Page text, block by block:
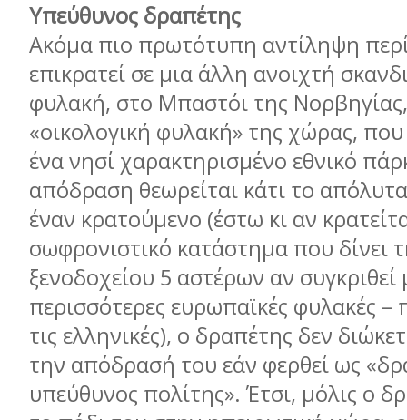
Υπεύθυνος δραπέτης
Ακόµα πιο πρωτότυπη αντίληψη
επικρατεί σε µια άλλη ανοιχτή
φυλακή, στο Μπαστόι της
«οικολογική φυλακή» της χώρας, που
ένα νησί χαρακτηρισµένο εθνικό
απόδραση θεωρείται κάτι το
έναν κρατούµενο (έστω κι αν
σωφρονιστικό κατάστηµα που δίνει
ξενοδοχείου 5 αστέρων αν συγκριθεί
περισσότερες ευρωπαϊκές φυλακές
τις ελληνικές), ο δραπέτης δεν
την απόδρασή του εάν φερθεί ως
υπεύθυνος πολίτης». Έτσι, µόλις ο